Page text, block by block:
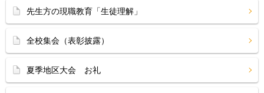
先生方の現職教育「生徒理解」
全校集会（表彰披露）
夏季地区大会 お礼